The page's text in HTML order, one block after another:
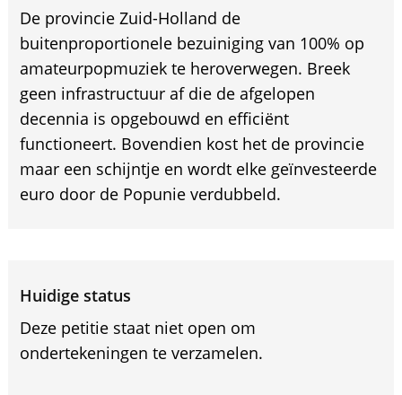
De provincie Zuid-Holland de
buitenproportionele bezuiniging van 100% op
amateurpopmuziek te heroverwegen. Breek
geen infrastructuur af die de afgelopen
decennia is opgebouwd en efficiënt
functioneert. Bovendien kost het de provincie
maar een schijntje en wordt elke geïnvesteerde
euro door de Popunie verdubbeld.
Huidige status
Deze petitie staat niet open om
ondertekeningen te verzamelen.